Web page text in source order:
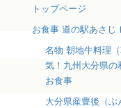
トップページ
お食事 道の駅あさじ
名物 朝地牛料理
気！九州大分県
お食事
大分県産豊後（